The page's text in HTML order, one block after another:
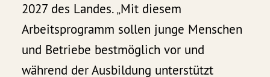
2027 des Landes. „Mit diesem
Arbeitsprogramm sollen junge Menschen
und Betriebe bestmöglich vor und
während der Ausbildung unterstützt